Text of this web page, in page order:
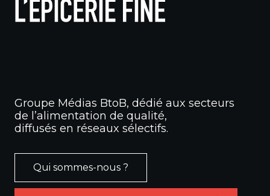
Groupe Médias BtoB, dédié aux secteurs
de l’alimentation de qualité,
diffusés en réseaux sélectifs.
Qui sommes-nous ?